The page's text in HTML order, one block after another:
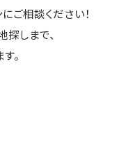
ご相談ください！
しまで、
。